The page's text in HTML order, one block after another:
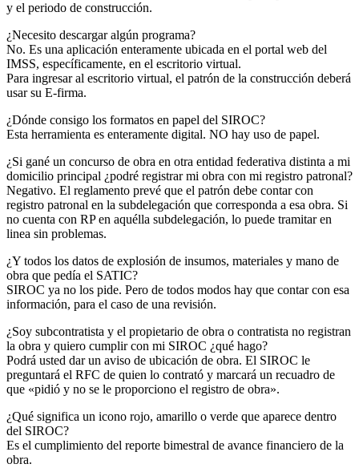
y el periodo de construcción.
¿Necesito descargar algún programa?
No. Es una aplicación enteramente ubicada en el portal web del
IMSS, específicamente, en el escritorio virtual.
Para ingresar al escritorio virtual, el patrón de la construcción deberá
usar su E-firma.
¿Dónde consigo los formatos en papel del SIROC?
Esta herramienta es enteramente digital. NO hay uso de papel.
¿Si gané un concurso de obra en otra entidad federativa distinta a mi
domicilio principal ¿podré registrar mi obra con mi registro patronal?
Negativo. El reglamento prevé que el patrón debe contar con
registro patronal en la subdelegación que corresponda a esa obra. Si
no cuenta con RP en aquélla subdelegación, lo puede tramitar en
linea sin problemas.
¿Y todos los datos de explosión de insumos, materiales y mano de
obra que pedía el SATIC?
SIROC ya no los pide. Pero de todos modos hay que contar con esa
información, para el caso de una revisión.
¿Soy subcontratista y el propietario de obra o contratista no registran
la obra y quiero cumplir con mi SIROC ¿qué hago?
Podrá usted dar un aviso de ubicación de obra. El SIROC le
preguntará el RFC de quien lo contrató y marcará un recuadro de
que «pidió y no se le proporciono el registro de obra».
¿Qué significa un icono rojo, amarillo o verde que aparece dentro
del SIROC?
Es el cumplimiento del reporte bimestral de avance financiero de la
obra.